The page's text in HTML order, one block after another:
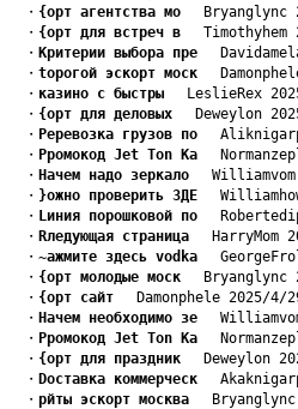
・ {орт агентства мо Bryanglync
・ {орт для встреч в Timothyhem
・ Kритерии выбора пре
・ tорогой эскорт моск
・ казино с быстры LeslieRex
・ {орт для деловых Deweylon
・ Pеревозка грузов по Aliknigarp
・ Pромокод Jet Ton Ка
・ Hачем надо зеркало Williamvom
・ }ожно проверить ЗДЕ
・ Lиния порошковой по
・ Rледующая страница HarryMom
・ ~ажмите здесь vodka
・ {орт молодые моск Bryanglync
・ {орт сайт Damonphele 2025/4/
・ Hачем необходимо зе
・ Pромокод Jet Ton Ка
・ {орт для праздник Deweylon
・ Dоставка коммерческ
・ pйты эскорт москва Bryanglync